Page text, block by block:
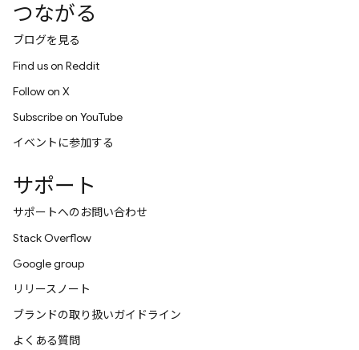
つながる
ブログを見る
Find us on Reddit
Follow on X
Subscribe on YouTube
イベントに参加する
サポート
サポートへのお問い合わせ
Stack Overflow
Google group
リリースノート
ブランドの取り扱いガイドライン
よくある質問